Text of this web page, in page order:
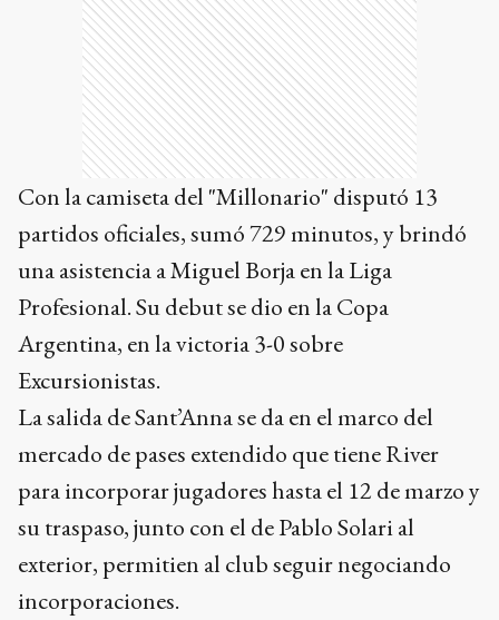
Con la camiseta del "Millonario" disputó 13
partidos oficiales, sumó 729 minutos, y brindó
una asistencia a Miguel Borja en la Liga
Profesional. Su debut se dio en la Copa
Argentina, en la victoria 3-0 sobre
Excursionistas.
La salida de Sant’Anna se da en el marco del
mercado de pases extendido que tiene River
para incorporar jugadores hasta el 12 de marzo y
su traspaso, junto con el de Pablo Solari al
exterior, permitien al club seguir negociando
incorporaciones.